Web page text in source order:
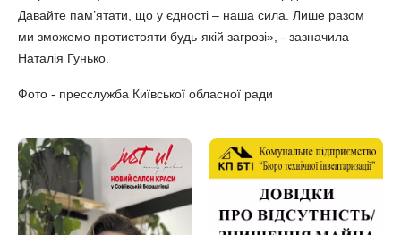
Давайте пам’ятати, що у єдності – наша сила. Лише разом
ми зможемо протистояти будь-якій загрозі», - зазначила
Наталія Гунько.
Фото - пресслужба Київської обласної ради